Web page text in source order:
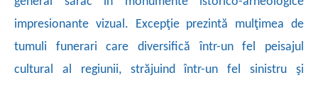
impresionante vizual. Excepţie prezintă mulţimea de
tumuli funerari care diversifică într-un fel peisajul
cultural al regiunii, străjuind într-un fel sinistru şi